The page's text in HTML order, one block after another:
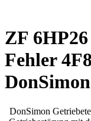
ZF
Fehler
DonSimon